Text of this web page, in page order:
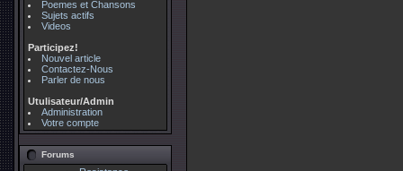
Poemes et Chansons
Sujets actifs
Videos
Participez!
Nouvel article
Contactez-Nous
Parler de nous
Utulisateur/Admin
Administration
Votre compte
Forums